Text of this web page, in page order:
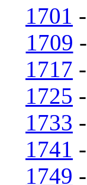
1701 -
1709 -
1717 -
1725 -
1733 -
1741 -
1749 -